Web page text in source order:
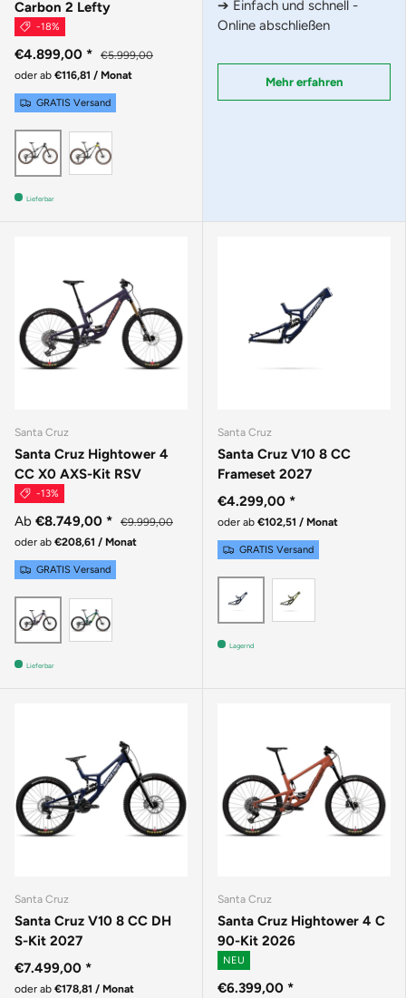
Carbon 2 Lefty
-18%
€4.899,00 *
€5.999,00
oder ab €116,81 / Monat
GRATIS Versand
Smoke Black
Lieferbar
➔ Einfach und schnell -
Online abschließen
Mehr erfahren
Santa Cruz
Santa Cruz Hightower 4
CC X0 AXS-Kit RSV
-13%
Ab €8.749,00 *
€9.999,00
oder ab €208,61 / Monat
GRATIS Versand
MATTE DEEP PURPLE
GLOSS DAY GREEN
Lieferbar
Santa Cruz
Santa Cruz V10 8 CC
Frameset 2027
€4.299,00 *
oder ab €102,51 / Monat
GRATIS Versand
GLOSS LIQUID BLUE
Lagernd
Santa Cruz
Santa Cruz V10 8 CC DH
S-Kit 2027
€7.499,00 *
oder ab €178,81 / Monat
Santa Cruz
Santa Cruz Hightower 4 C
90-Kit 2026
NEU
€6.399,00 *